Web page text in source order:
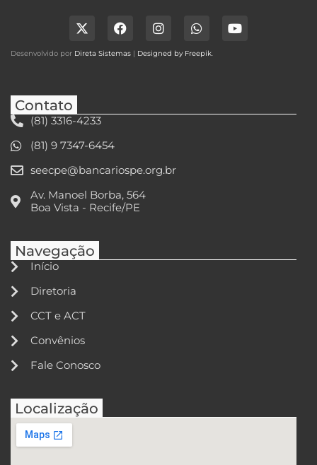
Desenvolvido por Direta Sistemas | Designed by Freepik.
Contato
(81) 3316-4233
(81) 9 7347-6454
seecpe@bancariospe.org.br
Av. Manoel Borba, 564
Boa Vista - Recife/PE
Navegação
Início
Diretoria
CCT e ACT
Convênios
Fale Conosco
Localização